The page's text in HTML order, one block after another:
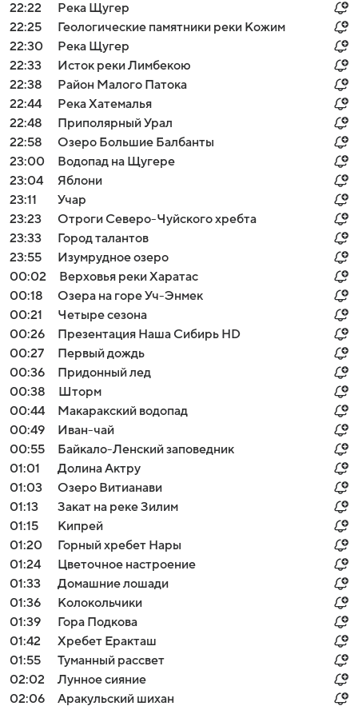
22:22
Река Щугер
22:25
Геологические памятники реки Кожим
22:30
Река Щугер
22:33
Исток реки Лимбекою
22:38
Район Малого Патока
22:44
Река Хатемалья
22:48
Приполярный Урал
22:58
Озеро Большие Балбанты
23:00
Водопад на Щугере
23:04
Яблони
23:11
Учар
23:23
Отроги Северо-Чуйского хребта
23:33
Город талантов
23:55
Изумрудное озеро
00:02
Верховья реки Харатас
00:18
Озера на горе Уч-Энмек
00:21
Четыре сезона
00:26
Презентация Наша Сибирь HD
00:27
Первый дождь
00:36
Придонный лед
00:38
Шторм
00:44
Макаракский водопад
00:49
Иван-чай
00:55
Байкало-Ленский заповедник
01:01
Долина Актру
01:03
Озеро Витианави
01:13
Закат на реке Зилим
01:15
Кипрей
01:20
Горный хребет Нары
01:24
Цветочное настроение
01:33
Домашние лошади
01:36
Колокольчики
01:39
Гора Подкова
01:42
Хребет Еракташ
01:55
Туманный рассвет
02:02
Лунное сияние
02:06
Аракульский шихан